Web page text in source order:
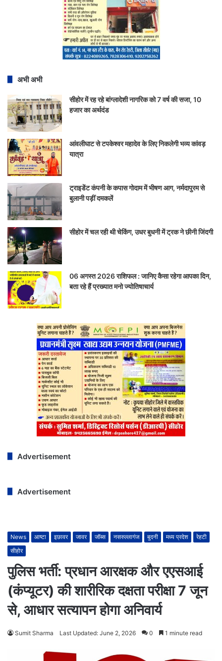
अभी अभी
सीहोर में रह रहे बांग्लादेशी नागरिक को 7 वर्ष की सजा, 10
हजार का अर्थदंड
आंवलीघाट से टपकेश्वर महादेव के लिए निकलेगी भव्य कांवड़
यात्रा
ट्राइडेंट कंपनी के कपास गोदाम में भीषण आग, नर्मदापुरम से
बुलानी पड़ीं दमकलें
सीहोर में चल रही थी चेकिंग, उधर बुधनी में ट्रक ने छीनी जिंदगी
06 अगस्त 2026 राशिफल : जानिए कैसा रहेगा आपका दिन,
बता रहे हैं प्रख्यात मनो ज्योतिषाचार्य
Advertisement
Advertisement